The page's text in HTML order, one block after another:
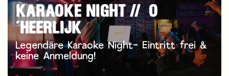
KARAOKE NIGHT // O
´HEERLIJK
Legendäre Karaoke Night- Eintritt frei &
keine Anmeldung!